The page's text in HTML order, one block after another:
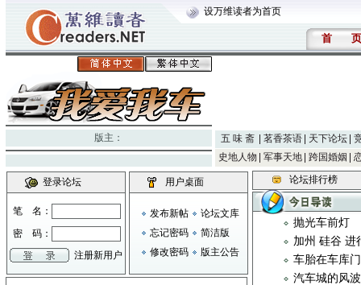
设万维读者为首页
首 页
版主： 五 味 斋 茗香茶语 天下论坛
史地人物
军事天地 跨国婚姻
登录论坛
笔 名：
密 码：
注册新用户
用户桌面
发布新帖
论坛文库
忘记密码
简洁版
修改密码
版主公告
论坛排行榜
抛光车前灯
加州 硅谷 进
车胎在车库
汽车城的风波